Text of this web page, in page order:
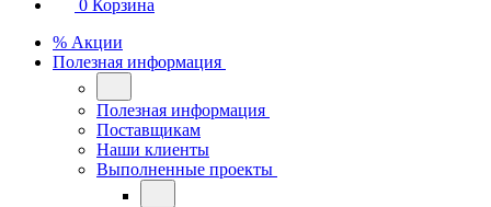
0 Корзина
% Акции
Полезная информация
Полезная информация
Поставщикам
Наши клиенты
Выполненные проекты